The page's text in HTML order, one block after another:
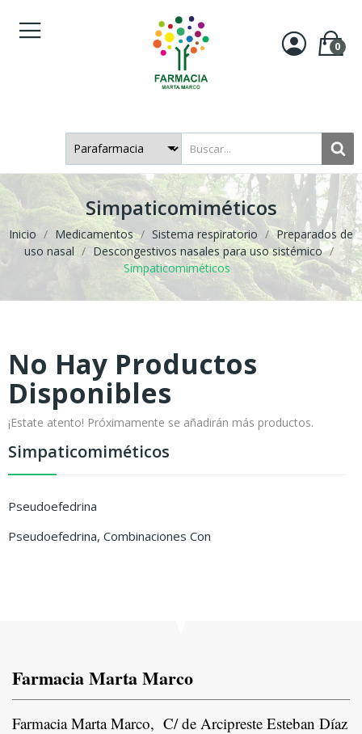
0
Simpaticomiméticos
Inicio Medicamentos Sistema respiratorio
Preparados de
uso nasal
Descongestivos nasales para uso sistémico
Simpaticomiméticos
Simpaticomiméticos
Pseudoefedrina
Pseudoefedrina, Combinaciones Con
No Hay Productos
Disponibles
¡Estate atento! Próximamente se añadirán más productos.
Farmacia Marta Marco
Farmacia Marta Marco, C/ de Arcipreste Esteban Díaz